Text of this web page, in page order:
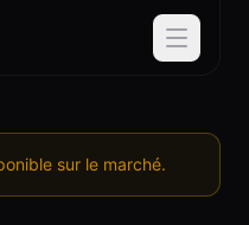
sur le marché.